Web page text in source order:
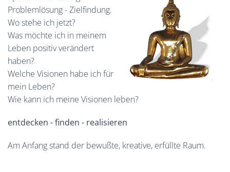
Problemlösung - Zielfindung.
Wo stehe ich jetzt?
Was möchte ich in meinem
Leben positiv verändert
haben?
Welche Visionen habe ich für
mein Leben?
Wie kann ich meine Visionen leben?
entdecken - finden - realisieren
Am Anfang stand der bewußte, kreative, erfüllte Raum.